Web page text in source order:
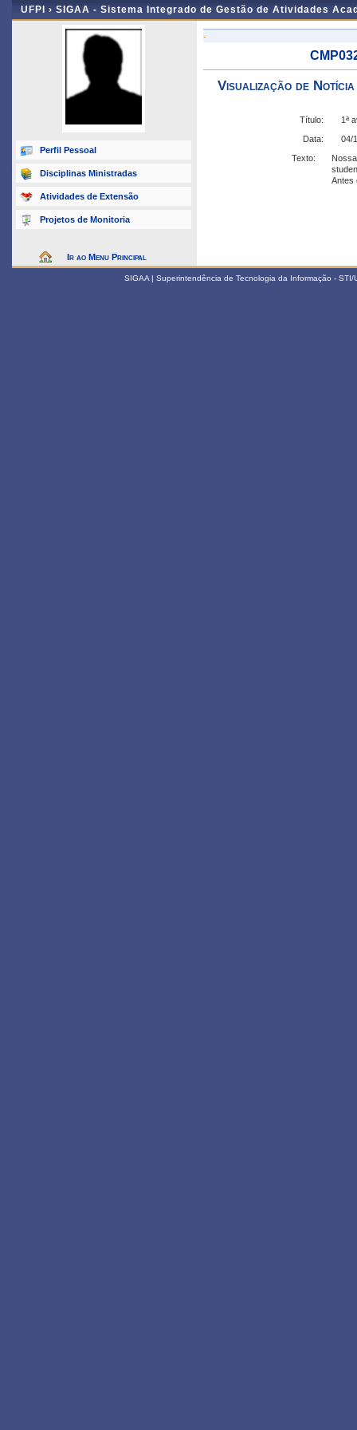
UFPI › SIGAA - Sistema Integrado de Gestão de Atividades
Perfil Pessoal
Disciplinas Ministradas
Atividades de Extensão
Projetos de Monitoria
Ir ao Menu Principal
-
Visualização de Notícia
Título:
1ª
Data:
04/
Texto:
Antes
SIGAA | Superintendência de Tecnologia da Informação -